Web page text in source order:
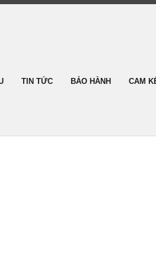
TIN TỨC BẢO HÀNH CAM